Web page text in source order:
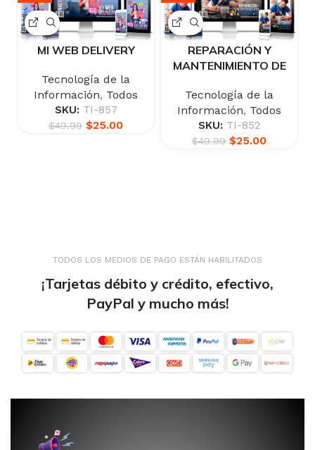
MI WEB DELIVERY
Tecnología de la
Información, Todos
SKU: TI-857
$49.99 $25.00
REPARACIÓN Y
MANTENIMIENTO DE
Tecnología de la
Información, Todos
SKU: TI-852
$49.99 $25.00
TODOS LOS MEDIOS DE PAGO ESTÁN HABILITADOS
¡Tarjetas débito y crédito, efectivo,
PayPal y mucho más!